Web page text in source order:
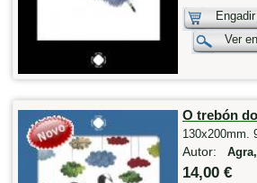
Ver
O trebón
130x200mm.
Autor:
14,00 €